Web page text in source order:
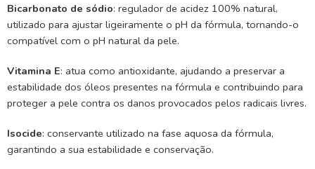
Bicarbonato de sódio: regulador de acidez 100% natural,
utilizado para ajustar ligeiramente o pH da fórmula, tornando-o
compatível com o pH natural da pele.
Vitamina E: atua como antioxidante, ajudando a preservar a
estabilidade dos óleos presentes na fórmula e contribuindo para
proteger a pele contra os danos provocados pelos radicais livres.
Isocide: conservante utilizado na fase aquosa da fórmula,
garantindo a sua estabilidade e conservação.